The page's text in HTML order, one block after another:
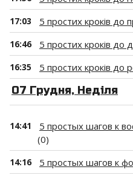
17:03 5 простих кроків до
16:46 5 простих кроків до
16:35 5 простих кроків до
07 Грудня, Неділя
14:41
5 простых шагов к
(0)
14:16 5 простых шагов к